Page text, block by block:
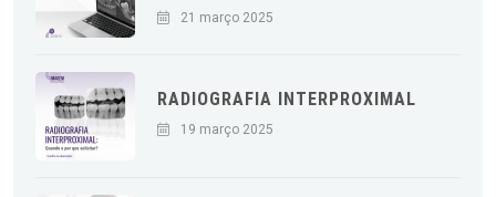
21 março 2025
RADIOGRAFIA INTERPROXIMAL
19 março 2025